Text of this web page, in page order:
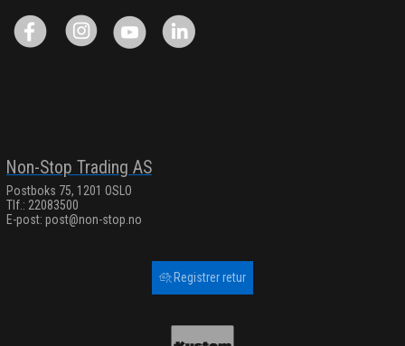
Non-Stop Trading AS
Postboks 75, 1201 OSLO
Tlf.: 22083500
E-post: post@non-stop.no
Registrer retur